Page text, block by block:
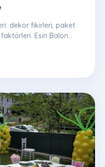
dekor fikirleri, paket
Esin Balon